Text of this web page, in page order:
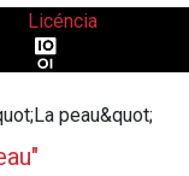
Licéncia